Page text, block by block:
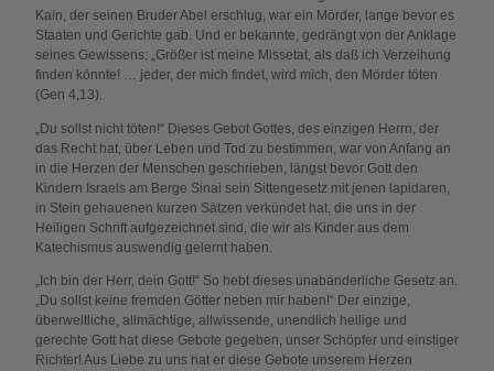
Kain, der seinen Bruder Abel erschlug, war ein Mörder, lange bevor es
Staaten und Gerichte gab. Und er bekannte, gedrängt von der Anklage
seines Gewissens: „Größer ist meine Missetat, als daß ich Verzeihung
finden könnte! … jeder, der mich findet, wird mich, den Mörder töten
(Gen 4,13).
„Du sollst nicht töten!“ Dieses Gebot Gottes, des einzigen Herrn, der
das Recht hat, über Leben und Tod zu bestimmen, war von Anfang an
in die Herzen der Menschen geschrieben, längst bevor Gott den
Kindern Israels am Berge Sinai sein Sittengesetz mit jenen lapidaren,
in Stein gehauenen kurzen Sätzen verkündet hat, die uns in der
Heiligen Schrift aufgezeichnet sind, die wir als Kinder aus dem
Katechismus auswendig gelernt haben.
„Ich bin der Herr, dein Gott!“ So hebt dieses unabänderliche Gesetz an.
„Du sollst keine fremden Götter neben mir haben!“ Der einzige,
überweltliche, allmächtige, allwissende, unendlich heilige und
gerechte Gott hat diese Gebote gegeben, unser Schöpfer und einstiger
Richter! Aus Liebe zu uns hat er diese Gebote unserem Herzen